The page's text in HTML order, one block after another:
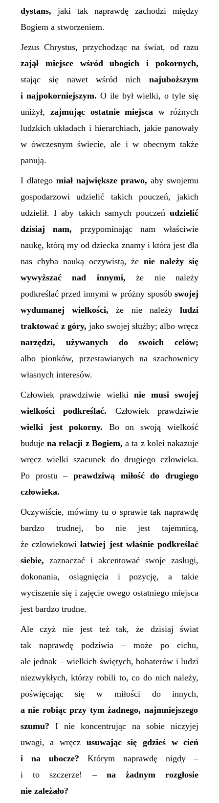
dystans, jaki tak naprawdę zachodzi między
Bogiem a stworzeniem.
Jezus Chrystus, przychodząc na świat, od razu
zajął miejsce wśród ubogich i pokornych,
stając się nawet wśród nichnajuboższym
i najpokorniejszym. O ile był wielki, o tyle się
uniżył, zajmując ostatnie miejscaw różnych
ludzkich układach i hierarchiach, jakie panowały
w ówczesnym świecie, ale i w obecnym także
panują.
I dlatego miał największe prawo,aby swojemu
gospodarzowi udzielić takich pouczeń, jakich
udzielił. I aby takich samych pouczeńudzielić
dzisiaj nam, przypominając nam właściwie
naukę, którą my od dziecka znamy i która jest dla
nas chyba nauką oczywistą, żenie należy się
wywyższać nad innymi, że nie należy
podkreślać przed innymi w próżny sposóbswojej
wydumanej wielkości, że nie należyludzi
traktować z góry, jako swojej służby; albo wręcz
narzędzi, używanych do swoich celów;
albo pionków, przestawianych na szachownicy
własnych interesów.
Człowiek prawdziwie wielkinie musi swojej
wielkości podkreślać. Człowiek prawdziwie
wielki jest pokorny. Bo on swoją wielkość
budujena relacji z Bogiem, a ta z kolei nakazuje
wręcz wielki szacunek do drugiego człowieka.
Po prostu – prawdziwą miłość do drugiego
człowieka.
Oczywiście, mówimy tu o sprawie tak naprawdę
bardzo trudnej, bo nie jest tajemnicą,
że człowiekowiłatwiej jest właśnie podkreślać
siebie, zaznaczać i akcentować swoje zasługi,
dokonania, osiągnięcia i pozycję, a takie
wyciszenie się i zajęcie owego ostatniego miejsca
jest bardzo trudne.
Ale czyż nie jest też tak, że dzisiaj świat
tak naprawdę podziwia – może po cichu,
ale jednak – wielkich świętych, bohaterów i ludzi
niezwykłych, którzy robili to, co do nich należy,
poświęcając się w miłości do innych,
a nie robiąc przy tym żadnego, najmniejszego
szumu? I nie koncentrując na sobie niczyjej
uwagi, a wręcz usuwając się gdzieś w cień
i na ubocze? Którym naprawdę nigdy –
i to szczerze! – na żadnym rozgłosie
nie zależało?